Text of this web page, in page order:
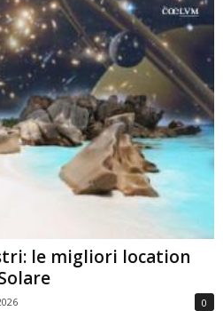
le migliori location
0